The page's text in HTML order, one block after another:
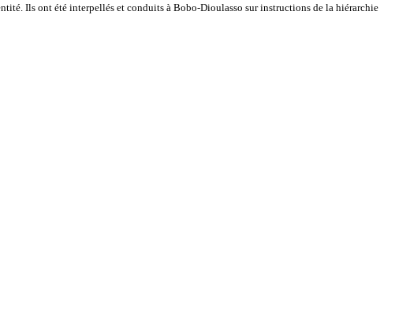
Ils ont été interpellés et conduits à Bobo-Dioulasso sur instructions de la hiérarchie